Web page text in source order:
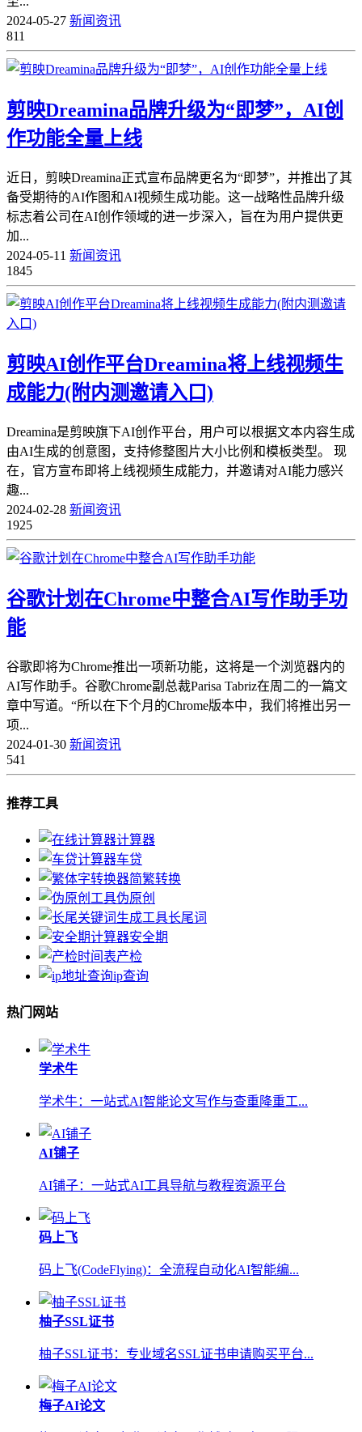
2024-05-27 新闻资讯
811
剪映Dreamina品牌升级为“即梦”，AI创
作功能全量上线
近日，剪映Dreamina正式宣布品牌更名为“即梦”，并推出了其
备受期待的AI作图和AI视频生成功能。这一战略性品牌升级
标志着公司在AI创作领域的进一步深入，旨在为用户提供更
加...
2024-05-11 新闻资讯
1845
剪映AI创作平台Dreamina将上线视频生
成能力(附内测邀请入口)
Dreamina是剪映旗下AI创作平台，用户可以根据文本内容生成
由AI生成的创意图，支持修整图片大小比例和模板类型。 现
在，官方宣布即将上线视频生成能力，并邀请对AI能力感兴
趣...
2024-02-28 新闻资讯
1925
谷歌计划在Chrome中整合AI写作助手功
能
谷歌即将为Chrome推出一项新功能，这将是一个浏览器内的
AI写作助手。谷歌Chrome副总裁Parisa Tabriz在周二的一篇文
章中写道。“所以在下个月的Chrome版本中，我们将推出另一
项...
2024-01-30 新闻资讯
541
推荐工具
计算器
车贷
简繁转换
伪原创
长尾词
安全期
产检
ip查询
热门网站
学术牛
学术牛：一站式AI智能论文写作与查重降重工...
AI铺子
AI铺子：一站式AI工具导航与教程资源平台
码上飞
码上飞(CodeFlying)：全流程自动化AI智能编...
柚子SSL证书
柚子SSL证书：专业域名SSL证书申请购买平台...
梅子AI论文